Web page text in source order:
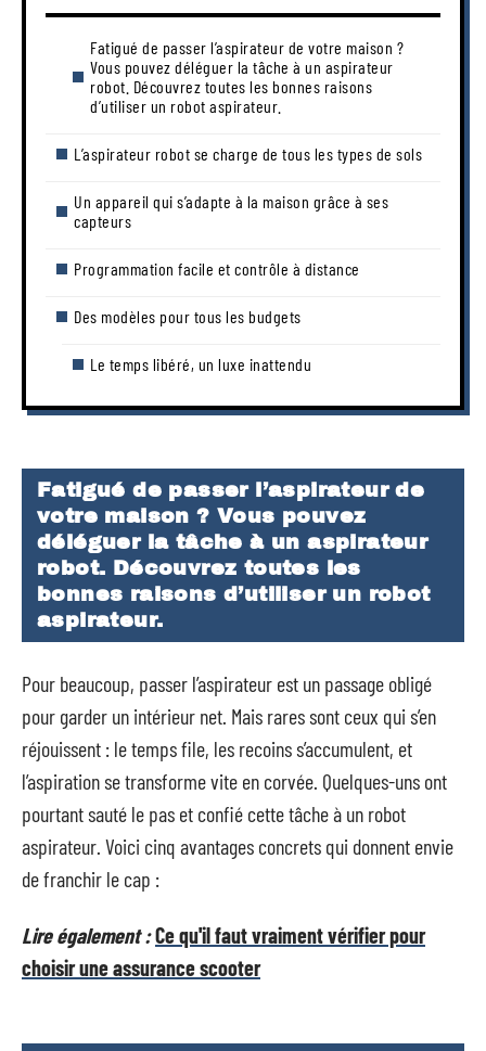
Fatigué de passer l’aspirateur de votre maison ?
Vous pouvez déléguer la tâche à un aspirateur
robot. Découvrez toutes les bonnes raisons
d’utiliser un robot aspirateur.
L’aspirateur robot se charge de tous les types de sols
Un appareil qui s’adapte à la maison grâce à ses
capteurs
Programmation facile et contrôle à distance
Des modèles pour tous les budgets
Le temps libéré, un luxe inattendu
Fatigué de passer l’aspirateur de
votre maison ? Vous pouvez
déléguer la tâche à un aspirateur
robot. Découvrez toutes les
bonnes raisons d’utiliser un robot
aspirateur.
Pour beaucoup, passer l’aspirateur est un passage obligé
pour garder un intérieur net. Mais rares sont ceux qui s’en
réjouissent : le temps file, les recoins s’accumulent, et
l’aspiration se transforme vite en corvée. Quelques-uns ont
pourtant sauté le pas et confié cette tâche à un robot
aspirateur. Voici cinq avantages concrets qui donnent envie
de franchir le cap :
Lire également :Ce qu'il faut vraiment vérifier pour
choisir une assurance scooter